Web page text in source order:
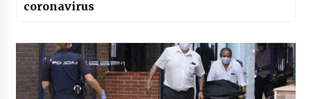
coronavirus